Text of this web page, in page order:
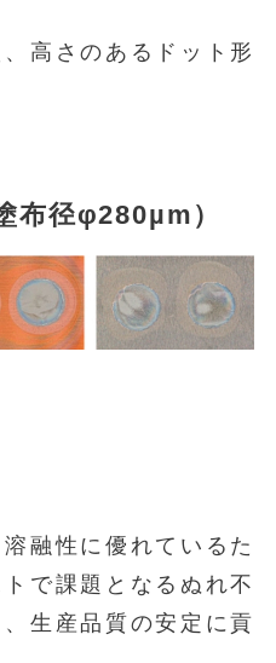
高さのあるドット形
布径φ280µm）
融性に優れているた
で課題となるぬれ不
生産品質の安定に貢